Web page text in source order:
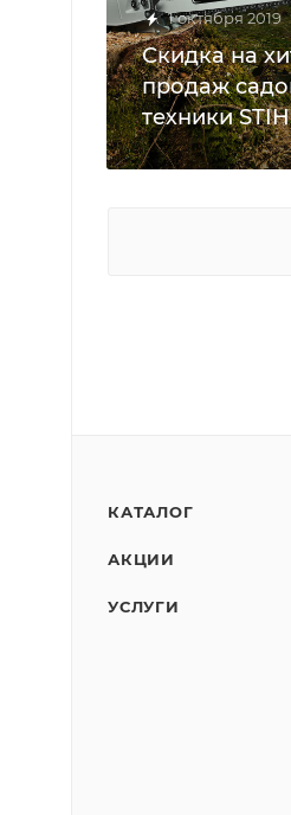
1 октября 2019
Скидка на
продаж
техники
КАТАЛОГ
АКЦИИ
УСЛУГИ